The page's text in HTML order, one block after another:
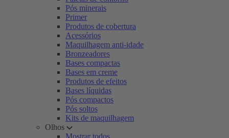
Pós minerais
Primer
Produtos de cobertura
Acessórios
Maquilhagem anti-idade
Bronzeadores
Bases compactas
Bases em creme
Produtos de efeitos
Bases líquidas
Pós compactos
Pós soltos
Kits de maquilhagem
Olhos
Mostrar todos